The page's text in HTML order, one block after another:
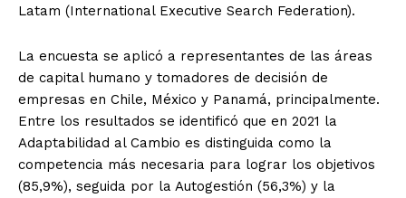
Latam (International Executive Search Federation).
La encuesta se aplicó a representantes de las áreas
de capital humano y tomadores de decisión de
empresas en Chile, México y Panamá, principalmente.
Entre los resultados se identificó que en 2021 la
Adaptabilidad al Cambio es distinguida como la
competencia más necesaria para lograr los objetivos
(85,9%), seguida por la Autogestión (56,3%) y la